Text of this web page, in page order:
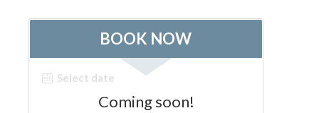
Le Musée de San Marco
Musée Archéologique
Opificio delle Pietre Dure
Le Musée Galilée